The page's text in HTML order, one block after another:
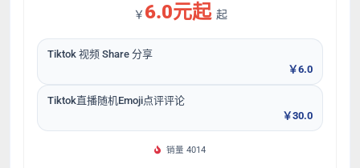
￥ 6.0元起 起
Tiktok 视频 Share 分享
￥6.0
Tiktok直播随机Emoji点评评论
￥30.0
销量 4014